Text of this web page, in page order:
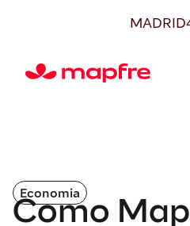
MADRID
Economia
Como